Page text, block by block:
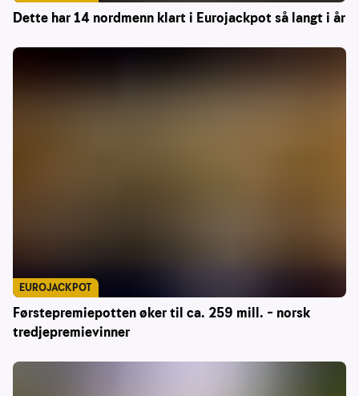
Dette har 14 nordmenn klart i Eurojackpot så langt i år
Førstepremiepotten øker til ca. 259 mill. – norsk
tredjepremievinner
EUROJACKPOT